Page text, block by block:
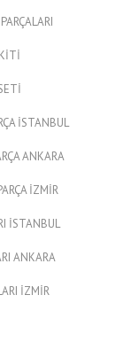
İSTANBUL
ANKARA
İZMİR
İSTANBUL
ANKARA
İZMİR